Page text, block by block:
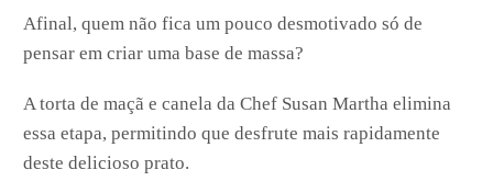
Afinal, quem não fica um pouco desmotivado só de
pensar em criar uma base de massa?
A torta de maçã e canela da Chef Susan Martha elimina
essa etapa, permitindo que desfrute mais rapidamente
deste delicioso prato.